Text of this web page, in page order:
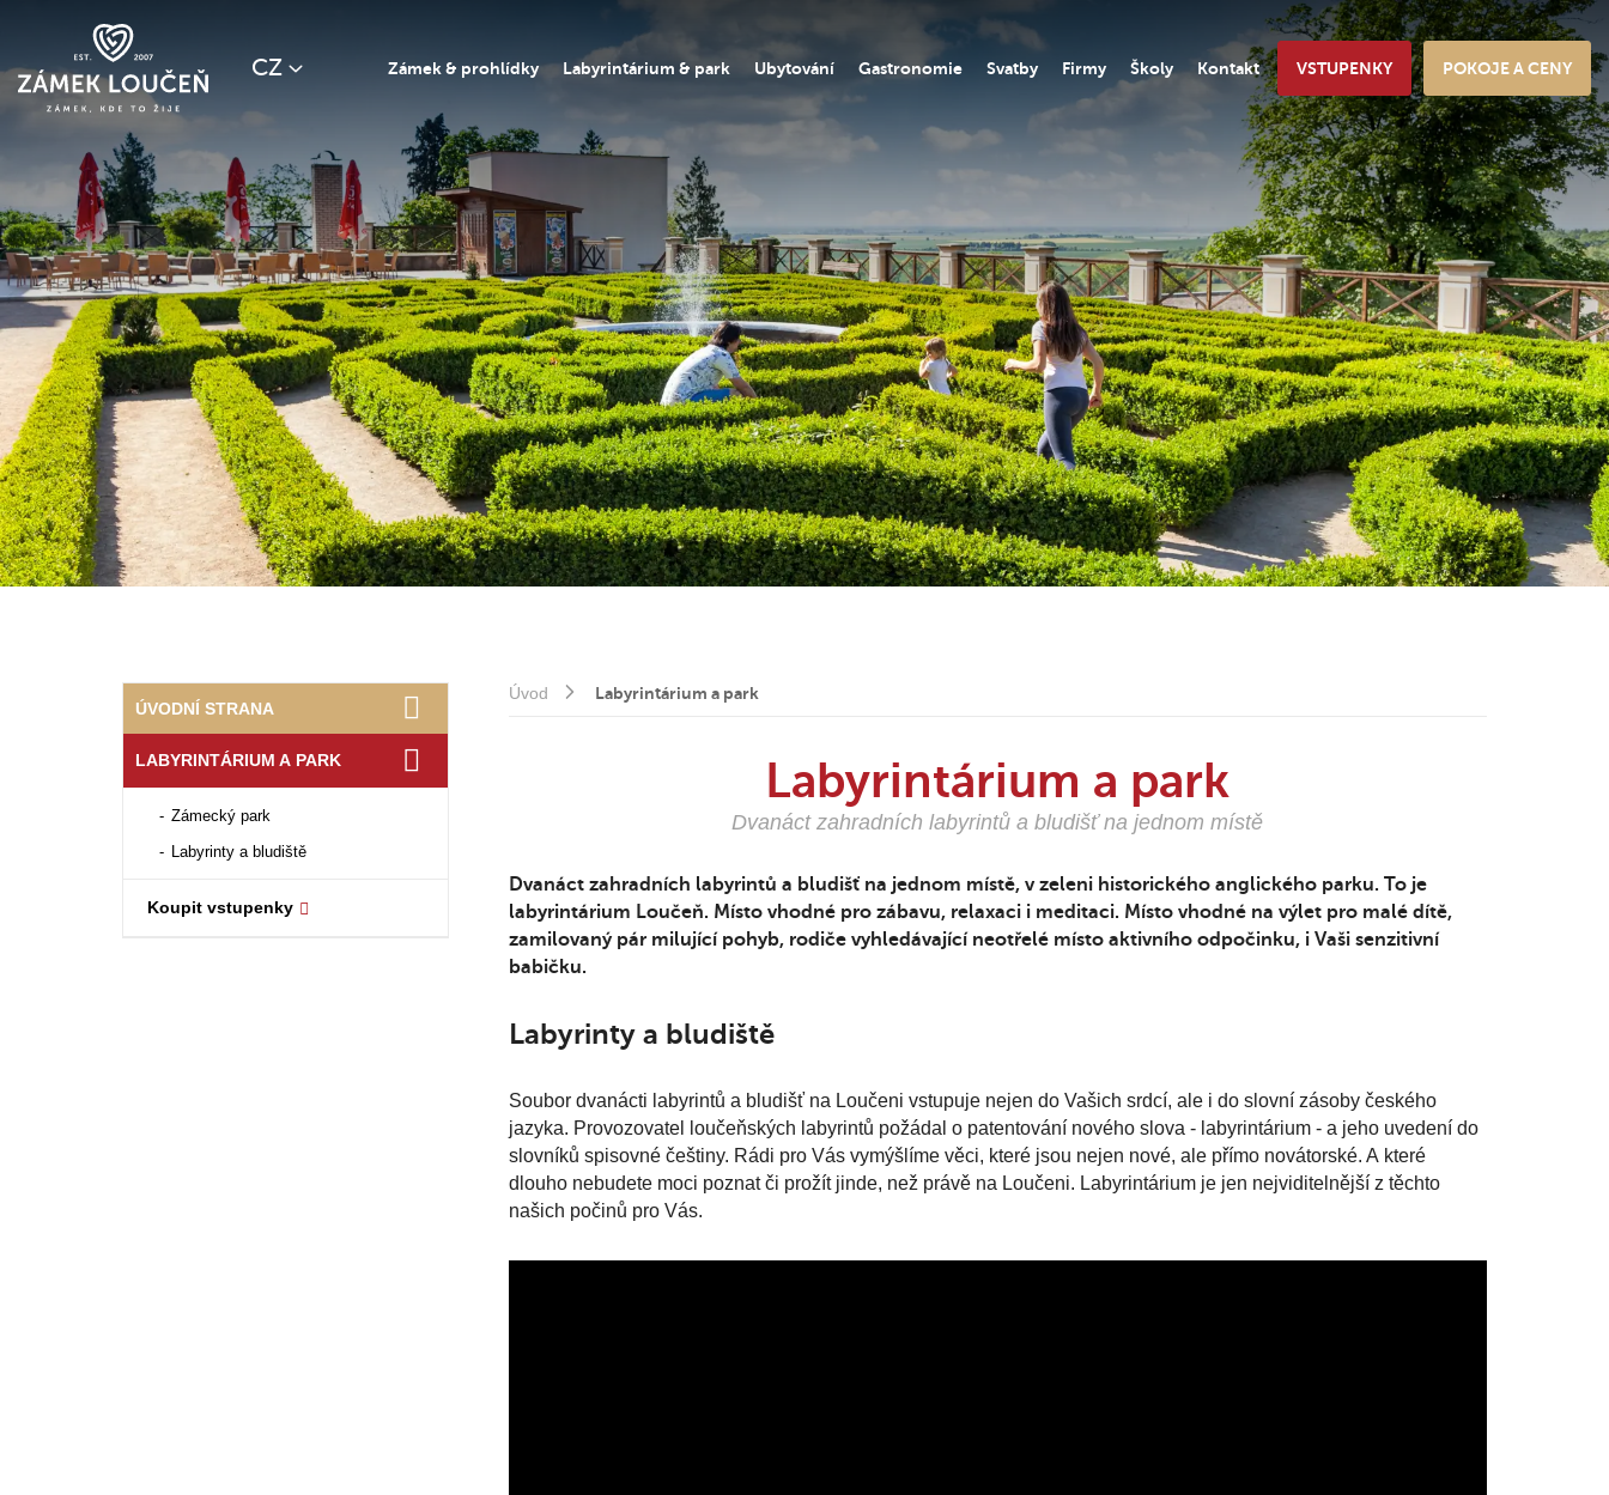
CZ VSTUPENKY POKOJE A CENY
Zámek & prohlídky Labyrintárium & park Ubytování Gastronomie Svatby Firmy Školy Kontakt
Úvod Labyrintárium a park
Labyrintárium a park
Dvanáct zahradních labyrintů a bludišť na jednom místě
Dvanáct zahradních labyrintů a bludišť na jednom místě, v zeleni historického anglického parku. To je
labyrintárium Loučeň. Místo vhodné pro zábavu, relaxaci i meditaci. Místo vhodné na výlet pro malé dítě,
zamilovaný pár milující pohyb, rodiče vyhledávající neotřelé místo aktivního odpočinku, i Vaši senzitivní
babičku.
Labyrinty a bludiště
Soubor dvanácti labyrintů a bludišť na Loučeni vstupuje nejen do Vašich srdcí, ale i do slovní zásoby českého
jazyka. Provozovatel loučeňských labyrintů požádal o patentování nového slova - labyrintárium - a jeho uvedení do
slovníků spisovné češtiny. Rádi pro Vás vymýšlíme věci, které jsou nejen nové, ale přímo novátorské. A které
dlouho nebudete moci poznat či prožít jinde, než právě na Loučeni. Labyrintárium je jen nejviditelnější z těchto
našich počinů pro Vás.
ÚVODNÍ STRANA
LABYRINTÁRIUM A PARK
Zámecký park
Labyrinty a bludiště
Koupit vstupenky